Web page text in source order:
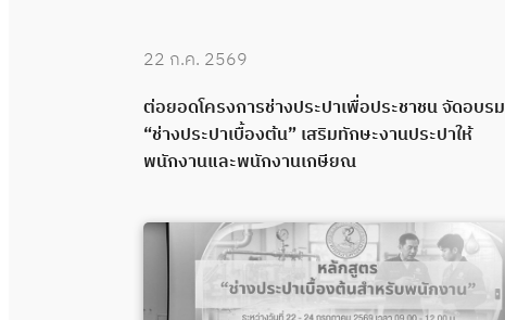
22 ก.ค. 2569
ต่อยอดโครงการช่างประปาเพื่อประชาชน จัดอบรม
“ช่างประปาเบื้องต้น” เสริมทักษะงานประปาให้
พนักงานและพนักงานเกษียณ